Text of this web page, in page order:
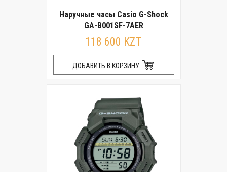
Наручные часы Casio G-Shock
GA-B001SF-7AER
118 600 KZT
ДОБАВИТЬ В КОРЗИНУ